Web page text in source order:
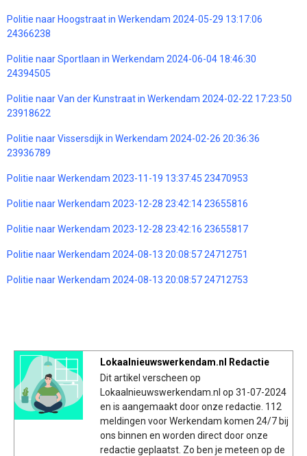
Politie naar Hoogstraat in Werkendam 2024-05-29 13:17:06
24366238
Politie naar Sportlaan in Werkendam 2024-06-04 18:46:30
24394505
Politie naar Van der Kunstraat in Werkendam 2024-02-22 17:23:50
23918622
Politie naar Vissersdijk in Werkendam 2024-02-26 20:36:36
23936789
Politie naar Werkendam 2023-11-19 13:37:45 23470953
Politie naar Werkendam 2023-12-28 23:42:14 23655816
Politie naar Werkendam 2023-12-28 23:42:16 23655817
Politie naar Werkendam 2024-08-13 20:08:57 24712751
Politie naar Werkendam 2024-08-13 20:08:57 24712753
Lokaalnieuwswerkendam.nl Redactie
Dit artikel verscheen op
Lokaalnieuwswerkendam.nl op 31-07-2024
en is aangemaakt door onze redactie. 112
meldingen voor Werkendam komen 24/7 bij
ons binnen en worden direct door onze
redactie geplaatst. Zo ben je meteen op de